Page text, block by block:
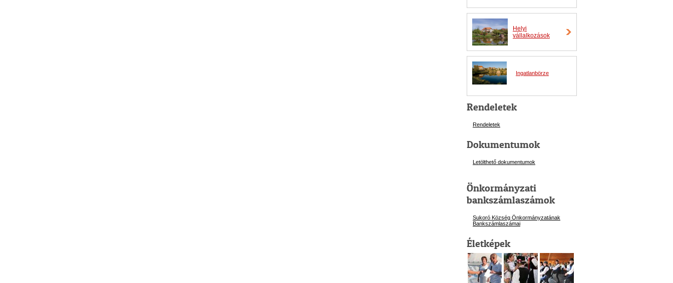
Helyi
vállalkozások
Ingatlanbörze
Rendeletek
Rendeletek
Dokumentumok
Letölthető dokumentumok
Önkormányzati
bankszámlaszámok
Sukoró Község Önkormányzatának
Bankszámlaszámai
Életképek